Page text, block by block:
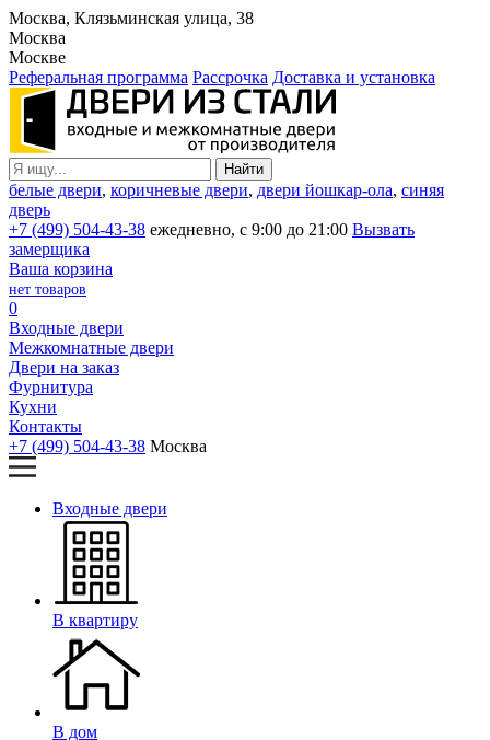
Москва, Клязьминская улица, 38
Москва
Москве
Реферальная программа Рассрочка Доставка и установка
белые двери, коричневые двери, двери йошкар-ола, синяя
дверь
+7 (499) 504-43-38 ежедневно, с 9:00 до 21:00 Вызвать
замерщика
Ваша корзина
нет товаров
0
Входные двери
Межкомнатные двери
Двери на заказ
Фурнитура
Кухни
Контакты
+7 (499) 504-43-38 Москва
Входные двери
В квартиру
В дом